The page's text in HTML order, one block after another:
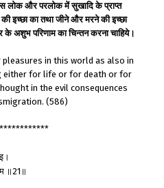
और परलोक में सुखादि के प्राप्त
इच्छा का तथा जीने और मरने की इच्छा
अशुभ परिणाम का चिन्तन करना चाहिये।
in this world as also in
either for life or for death or for
in the evil consequences
(586)
॥21 ॥